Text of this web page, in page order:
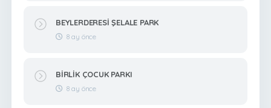
BEYLERDERESİ ŞELALE PARK
8 ay önce
BİRLİK ÇOCUK PARKI
8 ay önce